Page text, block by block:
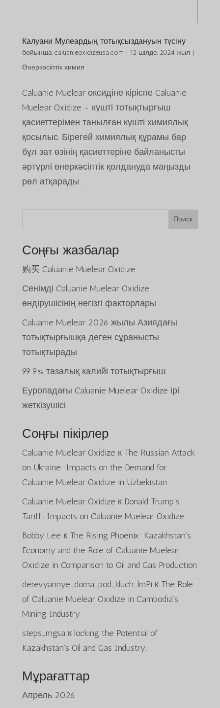
Калуани Мулеардың тотықсыздануын түсіну
бойынша caluanieoxidizeusa.com | 12 шілде, 2024 жыл|
Өнеркәсіптік химия
Caluanie Muelear оксидіне кіріспе Caluanie
Muelear Oxidize - күшті тотықтырғыш
қасиеттерімен танылған күшті химиялық
қосылыс. Бірегей химиялық құрамы бар
бұл зат өзінің қасиеттеріне байланысты
әртүрлі өнеркәсіптік қолдануда маңызды
рөл атқарады...
Поиск
Соңғы жазбалар
购买 Caluanie Muelear Oxidize
Сенімді Caluanie Muelear Oxidize
өндірушісінің негізгі факторлары
Caluanie Muelear 2026 жылы Азиядағы
тотықтырғышқа деген сұранысты
тотықтырады
99.9% тазалық калийі тотықтырғыш
Еуропадағы Caluanie Muelear Oxidize ірі
жеткізушісі
Соңғы пікірлер
Caluanie Muelear Oxidize к The Russian Attack
on Ukraine: Impacts on the Demand for
Caluanie Muelear Oxidize in Uzbekistan
Caluanie Muelear Oxidize к Donald Trump’s
Tariff-Impacts on Caluanie Muelear Oxidize
Bobby Lee к The Rising Phoenix: Kazakhstan’s
Economy and the Role of Caluanie Muelear
Oxidize in Comparison to Oil and Gas Production
derevyannye_doma_pod_kluch_lmPi к The Role
of Caluanie Muelear Oxidize in Cambodia’s
Mining Industry
steps_mgsa к locking the Potential of
Kazakhstan’s Oil and Gas Industry:
Мұрағаттар
Апрель 2026